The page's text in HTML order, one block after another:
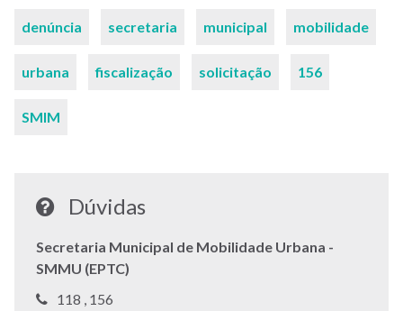
denúncia secretaria municipal mobilidade
urbana fiscalização solicitação 156
SMIM
Dúvidas
Secretaria Municipal de Mobilidade Urbana -
SMMU (EPTC)
Telefone:
118 , Telefone:
156